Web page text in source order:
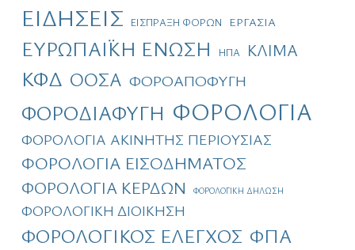
ΕΙΔΗΣΕΙΣ ΕΙΣΠΡΑΞΗ ΦΟΡΩΝ ΕΡΓΑΣΙΑ
ΕΥΡΩΠΑΪΚΗ ΕΝΩΣΗ ΗΠΑ ΚΛΙΜΑ
ΚΦΔ ΟΟΣΑ ΦΟΡΟΑΠΟΦΥΓΗ
ΦΟΡΟΔΙΑΦΥΓΗ ΦΟΡΟΛΟΓΙΑ
ΦΟΡΟΛΟΓΙΑ ΑΚΙΝΗΤΗΣ ΠΕΡΙΟΥΣΙΑΣ
ΦΟΡΟΛΟΓΙΑ ΕΙΣΟΔΗΜΑΤΟΣ
ΦΟΡΟΛΟΓΙΑ ΚΕΡΔΩΝ ΦΟΡΟΛΟΓΙΚΗ ΔΗΛΩΣΗ
ΦΟΡΟΛΟΓΙΚΗ ΔΙΟΙΚΗΣΗ
ΦΟΡΟΛΟΓΙΚΟΣ ΕΛΕΓΧΟΣ ΦΠΑ